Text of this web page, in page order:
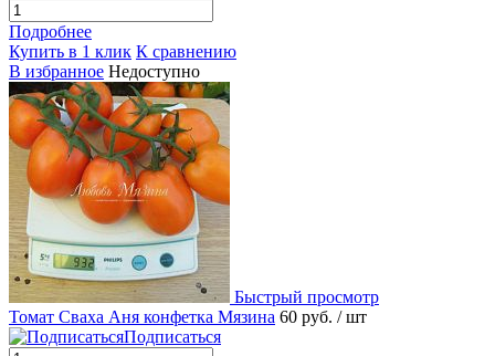
Подробнее
Купить в 1 клик К сравнению
В избранное Недоступно
Быстрый просмотр
Томат Сваха Аня конфетка Мязина 60 руб. / шт
Подписаться